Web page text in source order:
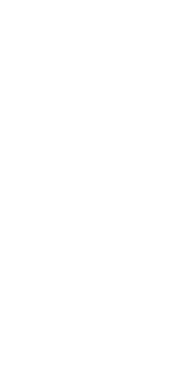
Aufenthaltsortes der im
des Wohnortes oder des